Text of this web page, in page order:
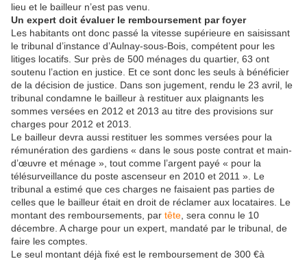
lieu et le bailleur n’est pas venu.
Un expert doit évaluer le remboursement par foyer
Les habitants ont donc passé la vitesse supérieure en saisissant
le tribunal d’instance d’Aulnay-sous-Bois, compétent pour les
litiges locatifs. Sur près de 500 ménages du quartier, 63 ont
soutenu l’action en justice. Et ce sont donc les seuls à bénéficier
de la décision de justice. Dans son jugement, rendu le 23 avril, le
tribunal condamne le bailleur à restituer aux plaignants les
sommes versées en 2012 et 2013 au titre des provisions sur
charges pour 2012 et 2013.
Le bailleur devra aussi restituer les sommes versées pour la
rémunération des gardiens « dans le sous poste contrat et main-
d’œuvre et ménage », tout comme l’argent payé « pour la
télésurveillance du poste ascenseur en 2010 et 2011 ». Le
tribunal a estimé que ces charges ne faisaient pas parties de
celles que le bailleur était en droit de réclamer aux locataires. Le
montant des remboursements, par tête , sera connu le 10
décembre. A charge pour un expert, mandaté par le tribunal, de
faire les comptes.
Le seul montant déjà fixé est le remboursement de 300 €à